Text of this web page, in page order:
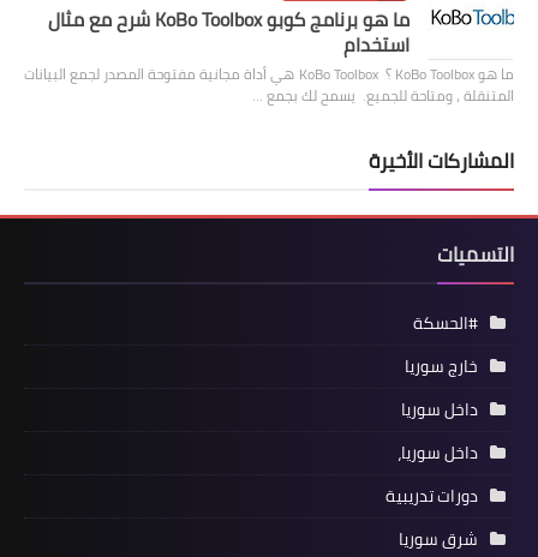
ما هو برنامج كوبو KoBo Toolbox شرح مع مثال
استخدام
ما هو KoBo Toolbox ؟ KoBo Toolbox هي أداة مجانية مفتوحة المصدر لجمع البيانات
المتنقلة ، ومتاحة للجميع. يسمح لك بجمع …
المشاركات الأخيرة
التسميات
#الحسكة
خارج سوريا
داخل سوريا
داخل سوريا،
دورات تدريبية
شرق سوريا